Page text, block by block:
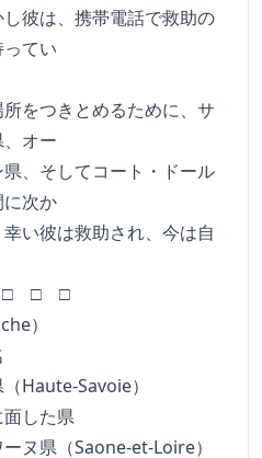
彼は、携帯電話で救助の
てい
をつきとめるために、サ
オー
、そしてコート・ドール
次か
い彼は救助され、今は自
□ □
）
Haute-Savoie）
した県
ヌ県（Saone-et-Loire）